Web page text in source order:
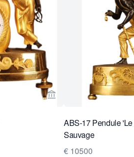
Bekijk
ABS-17 Pendule
Sauvage
€ 10500